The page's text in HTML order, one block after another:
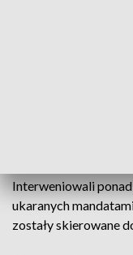
Interweniowali ponad
ukaranych
zostały skierowane